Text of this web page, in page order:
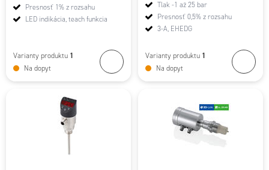
Presnosť 1% z rozsahu
LED indikácia, teach funkcia
Varianty produktu 1
Na dopyt
Tlak -1 až 25 bar
Presnosť 0,5% z rozsahu
3-A, EHEDG
Varianty produktu 1
Na dopyt